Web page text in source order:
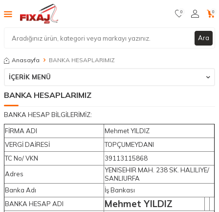
Ara
0 0
Anasayfa BANKA HESAPLARIMIZ
İÇERIK MENÜ
BANKA HESAPLARIMIZ
BANKA HESAP BİLGİLERİMİZ:
FİRMA ADI
Mehmet YILDIZ
VERGİ DAİRESİ
TOPÇUMEYDANI
TC No/ VKN
39113115868
Adres
YENISEHIR MAH. 238 SK. HALILIYE/
SANLIURFA
Banka Adı
İş Bankası
BANKA HESAP ADI
Mehmet YILDIZ